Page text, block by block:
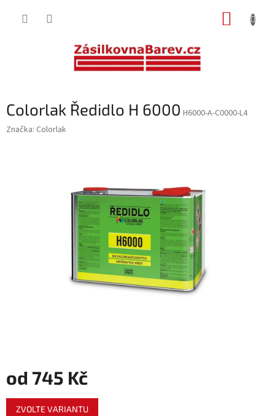
Colorlak Ředidlo H 6000 H6000-A-C0000-L4
Značka: Colorlak
od 745 Kč
Měrná
cena:
ZVOLTE VARIANTU